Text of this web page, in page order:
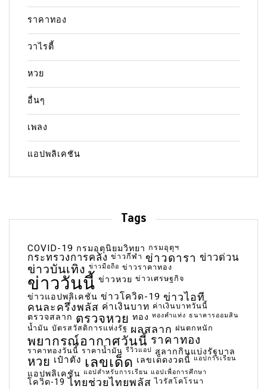
ราคาทอง
วาไรตี้
หวย
อื่นๆ
เพลง
แอปพลิเคชัน
Tags
COVID-19 กรมอุตุนิยมวิทยา กรมอุตุฯ
กระทรวงการคลัง ข่าวกีฬา ข่าวดารา ข่าวด่วน
ข่าวบันเทิง ข่าวมือถือ ข่าวราคาทอง
ข่าววันนี้ ข่าวหวย ข่าวเศรษฐกิจ
ข่าวแอปพลิเคชัน ข่าวโควิด-19 ข่าวไอที
คนละครึ่งพลัส ค่าเงินบาท ค่าเงินบาทวันนี้
ตรวจสลาก ตรวจหวย ทอง ทองคำแท่ง ธนาคารออมสิน
น้ำมัน บัตรสวัสดิการแห่งรัฐ ผลสลาก ฝนตกหนัก
พยากรณ์อากาศวันนี้ ราคาทอง
ราคาทองวันนี้ ราคาน้ำมัน รีวิวแอป สลากกินแบ่งรัฐบาล
หวย เป๋าตัง เลขเด็ด เลขเด็ดงวดนี้ แอปการเรียน
แอปพลิเคชัน แอปสำหรับการเรียน แอปเพื่อการศึกษา
โควิด-19 ไทยช่วยไทยพลัส ไวรัสโคโรนา